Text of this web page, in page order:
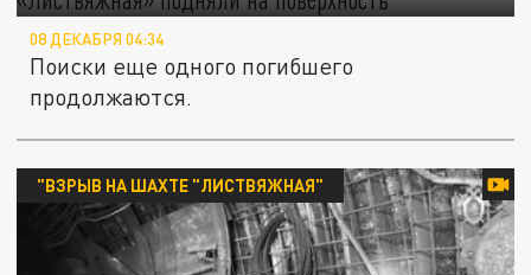
08 ДЕКАБРЯ 04:34
Поиски еще одного погибшего
продолжаются.
"ВЗРЫВ НА ШАХТЕ "ЛИСТВЯЖНАЯ"